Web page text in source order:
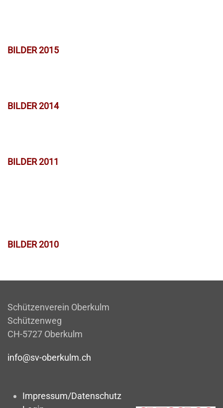
BILDER 2015
BILDER 2014
BILDER 2011
BILDER 2010
Schützenverein Oberkulm
Schützenweg
CH-5727 Oberkulm
info@sv-oberkulm.ch
Impressum/Datenschutz